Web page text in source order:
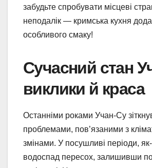
забудьте спробувати місцеві
неподалік — кримська кухня
особливого смаку!
Сучасний стан
виклики й краса
Останніми роками Учан-Су
проблемами, пов’язаними з
змінами. У посушливі періоди,
водоспад пересох, залишивши